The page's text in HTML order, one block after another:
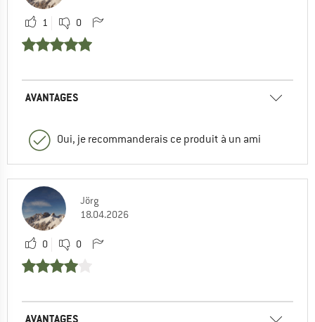
1 0
AVANTAGES
Oui, je recommanderais ce produit à un ami
Jörg
18.04.2026
0 0
AVANTAGES